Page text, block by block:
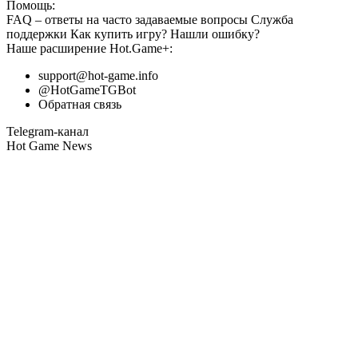
Помощь:
FAQ – ответы на часто задаваемые вопросы Служба
поддержки Как купить игру? Нашли ошибку?
Наше расширение Hot.Game+:
support@hot-game.info
@HotGameTGBot
Обратная связь
Telegram-канал
Hot Game News